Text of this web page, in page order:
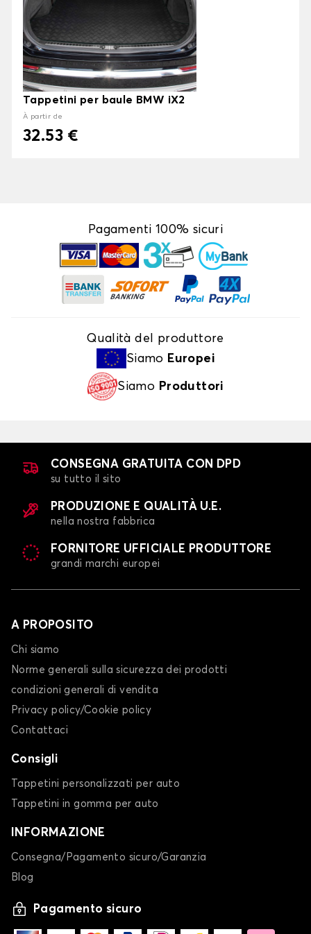
Tappetini per baule BMW iX2
À partir de
32.53 €
Pagamenti 100% sicuri
Qualità del produttore
Siamo Europei
Siamo Produttori
CONSEGNA GRATUITA CON DPD
su tutto il sito
PRODUZIONE E QUALITÀ U.E.
nella nostra fabbrica
FORNITORE UFFICIALE PRODUTTORE
grandi marchi europei
A PROPOSITO
Chi siamo
Norme generali sulla sicurezza dei prodotti
condizioni generali di vendita
Privacy policy/Cookie policy
Contattaci
Consigli
Tappetini personalizzati per auto
Tappetini in gomma per auto
INFORMAZIONE
Consegna/Pagamento sicuro/Garanzia
Blog
Pagamento sicuro